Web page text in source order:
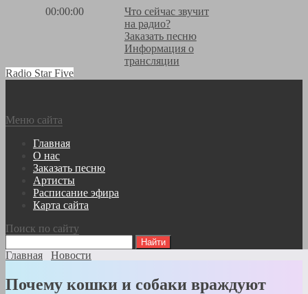
00:00:00
Что сейчас звучит
на радио?
Заказать песню
Информация о
трансляции
Radio Star Five
Меню сайта
Главная
О нас
Заказать песню
Артисты
Расписание эфира
Карта сайта
Поиск по сайту
Главная Новости
Почему кошки и собаки враждуют